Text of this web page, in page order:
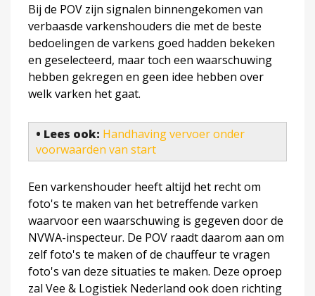
Bij de POV zijn signalen binnengekomen van
verbaasde varkenshouders die met de beste
bedoelingen de varkens goed hadden bekeken
en geselecteerd, maar toch een waarschuwing
hebben gekregen en geen idee hebben over
welk varken het gaat.
• Lees ook: Handhaving vervoer onder
voorwaarden van start
Een varkenshouder heeft altijd het recht om
foto's te maken van het betreffende varken
waarvoor een waarschuwing is gegeven door de
NVWA-inspecteur. De POV raadt daarom aan om
zelf foto's te maken of de chauffeur te vragen
foto's van deze situaties te maken. Deze oproep
zal Vee & Logistiek Nederland ook doen richting